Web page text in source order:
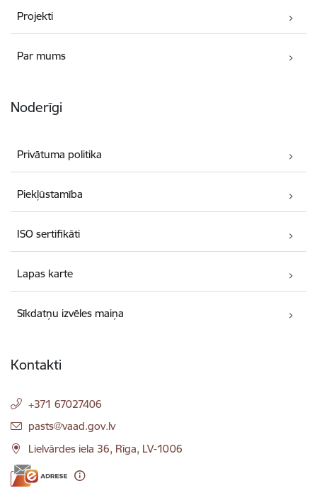
Projekti
Par mums
Noderīgi
Privātuma politika
Piekļūstamība
ISO sertifikāti
Lapas karte
Sīkdatņu izvēles maiņa
Kontakti
+371 67027406
E-pasts:
pasts@vaad.gov.lv
Lielvārdes iela 36, Rīga, LV-1006